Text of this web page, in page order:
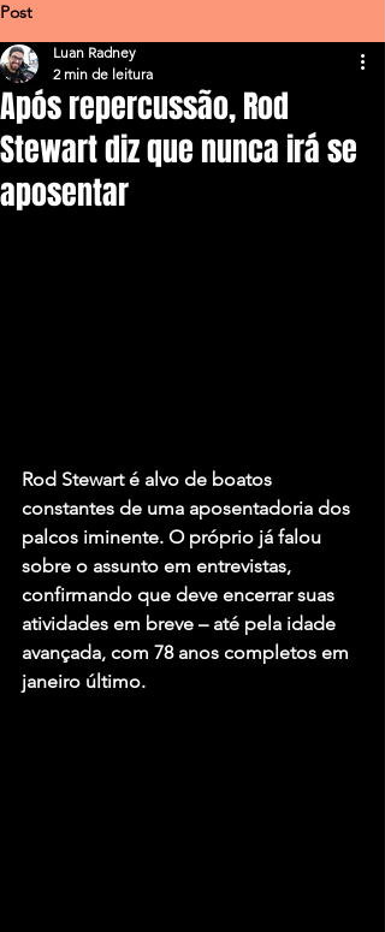
Post
Após repercussão, Rod
Stewart diz que nunca irá se
aposentar
Luan Radney
2 min de leitura
Rod Stewart é alvo de boatos
constantes de uma aposentadoria dos
palcos iminente. O próprio já falou
sobre o assunto em entrevistas,
confirmando que deve encerrar suas
atividades em breve – até pela idade
avançada, com 78 anos completos em
janeiro último.